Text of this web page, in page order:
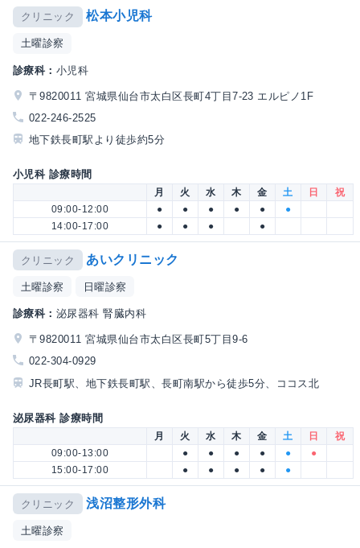
クリニック 松本小児科
土曜診察
診療科： 小児科
〒9820011 宮城県仙台市太白区長町4丁目7-23 エルピノ1F
022-246-2525
地下鉄長町駅より徒歩約5分
小児科 診療時間
月 火 水 木 金 土 日
祝
09:00-12:00
● ● ● ● ●
●
14:00-17:00
● ● ● ●
クリニック あいクリニック
土曜診察 日曜診察
診療科： 泌尿器科 腎臓内科
〒9820011 宮城県仙台市太白区長町5丁目9-6
022-304-0929
JR長町駅、地下鉄長町駅、長町南駅から徒歩5分、ココス北
泌尿器科 診療時間
月 火 水 木 金 土 日
祝
09:00-13:00
● ● ● ● ●
●
15:00-17:00
● ● ● ● ●
クリニック 浅沼整形外科
土曜診察